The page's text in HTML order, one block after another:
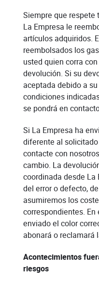
Siempre que respete
La Empresa le
artículos adquiridos.
reembolsados los
usted quien corra
devolución. Si su
aceptada debido a
condiciones
se pondrá en
Si La Empresa ha
diferente al
contacte con
cambio. La
coordinada desde
del error o defecto,
asumiremos los
correspondientes.
enviado el color
abonará o reclamará
Acontecimientos
riesgos